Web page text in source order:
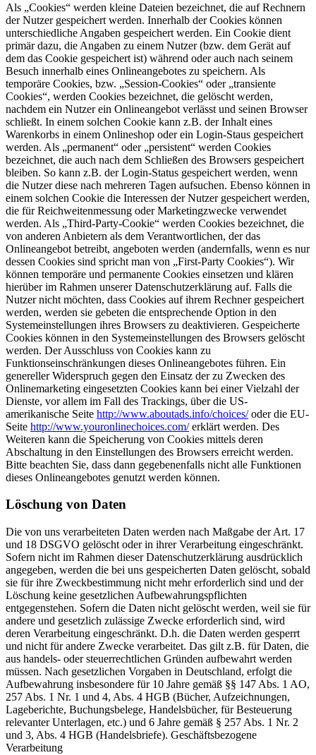
Als „Cookies“ werden kleine Dateien bezeichnet, die auf Rechnern
der Nutzer gespeichert werden. Innerhalb der Cookies können
unterschiedliche Angaben gespeichert werden. Ein Cookie dient
primär dazu, die Angaben zu einem Nutzer (bzw. dem Gerät auf
dem das Cookie gespeichert ist) während oder auch nach seinem
Besuch innerhalb eines Onlineangebotes zu speichern. Als
temporäre Cookies, bzw. „Session-Cookies“ oder „transiente
Cookies“, werden Cookies bezeichnet, die gelöscht werden,
nachdem ein Nutzer ein Onlineangebot verlässt und seinen Browser
schließt. In einem solchen Cookie kann z.B. der Inhalt eines
Warenkorbs in einem Onlineshop oder ein Login-Staus gespeichert
werden. Als „permanent“ oder „persistent“ werden Cookies
bezeichnet, die auch nach dem Schließen des Browsers gespeichert
bleiben. So kann z.B. der Login-Status gespeichert werden, wenn
die Nutzer diese nach mehreren Tagen aufsuchen. Ebenso können in
einem solchen Cookie die Interessen der Nutzer gespeichert werden,
die für Reichweitenmessung oder Marketingzwecke verwendet
werden. Als „Third-Party-Cookie“ werden Cookies bezeichnet, die
von anderen Anbietern als dem Verantwortlichen, der das
Onlineangebot betreibt, angeboten werden (andernfalls, wenn es nur
dessen Cookies sind spricht man von „First-Party Cookies“). Wir
können temporäre und permanente Cookies einsetzen und klären
hierüber im Rahmen unserer Datenschutzerklärung auf. Falls die
Nutzer nicht möchten, dass Cookies auf ihrem Rechner gespeichert
werden, werden sie gebeten die entsprechende Option in den
Systemeinstellungen ihres Browsers zu deaktivieren. Gespeicherte
Cookies können in den Systemeinstellungen des Browsers gelöscht
werden. Der Ausschluss von Cookies kann zu
Funktionseinschränkungen dieses Onlineangebotes führen. Ein
genereller Widerspruch gegen den Einsatz der zu Zwecken des
Onlinemarketing eingesetzten Cookies kann bei einer Vielzahl der
Dienste, vor allem im Fall des Trackings, über die US-
amerikanische Seite http://www.aboutads.info/choices/oder die EU-
Seite http://www.youronlinechoices.com/erklärt werden. Des
Weiteren kann die Speicherung von Cookies mittels deren
Abschaltung in den Einstellungen des Browsers erreicht werden.
Bitte beachten Sie, dass dann gegebenenfalls nicht alle Funktionen
dieses Onlineangebotes genutzt werden können.
Löschung von Daten
Die von uns verarbeiteten Daten werden nach Maßgabe der Art. 17
und 18 DSGVO gelöscht oder in ihrer Verarbeitung eingeschränkt.
Sofern nicht im Rahmen dieser Datenschutzerklärung ausdrücklich
angegeben, werden die bei uns gespeicherten Daten gelöscht, sobald
sie für ihre Zweckbestimmung nicht mehr erforderlich sind und der
Löschung keine gesetzlichen Aufbewahrungspflichten
entgegenstehen. Sofern die Daten nicht gelöscht werden, weil sie für
andere und gesetzlich zulässige Zwecke erforderlich sind, wird
deren Verarbeitung eingeschränkt. D.h. die Daten werden gesperrt
und nicht für andere Zwecke verarbeitet. Das gilt z.B. für Daten, die
aus handels- oder steuerrechtlichen Gründen aufbewahrt werden
müssen. Nach gesetzlichen Vorgaben in Deutschland, erfolgt die
Aufbewahrung insbesondere für 10 Jahre gemäß §§ 147 Abs. 1 AO,
257 Abs. 1 Nr. 1 und 4, Abs. 4 HGB (Bücher, Aufzeichnungen,
Lageberichte, Buchungsbelege, Handelsbücher, für Besteuerung
relevanter Unterlagen, etc.) und 6 Jahre gemäß § 257 Abs. 1 Nr. 2
und 3, Abs. 4 HGB (Handelsbriefe). Geschäftsbezogene
Verarbeitung